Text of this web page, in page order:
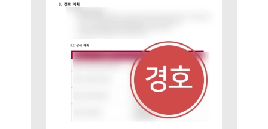
업무분야
업무
전체
이혼 양육비계산기
상간자위자료계산기